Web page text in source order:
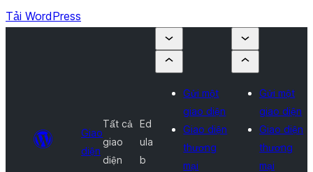
Tải WordPress
Giao
diện
Tất cả
giao
diện
Ed
ula
b
Gửi một
giao diện
Giao diện
thương
mại
Gửi một
giao diện
Giao diện
thương
mại